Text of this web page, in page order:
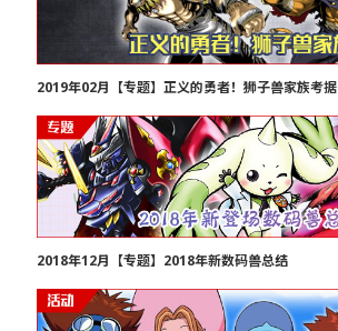
2019年02月【专题】正义的勇者！狮子兽家族考据
2018年12月【专题】2018年新数码兽总结